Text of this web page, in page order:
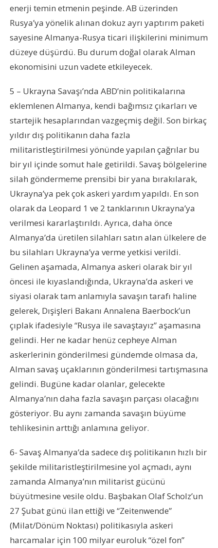
enerji temin etmenin peşinde. AB üzerinden
Rusya’ya yönelik alınan dokuz ayrı yaptırım paketi
sayesine Almanya-Rusya ticari ilişkilerini minimum
düzeye düşürdü. Bu durum doğal olarak Alman
ekonomisini uzun vadete etkileyecek.
5 – Ukrayna Savaşı’nda ABD’nin politikalarına
eklemlenen Almanya, kendi bağımsız çıkarları ve
startejik hesaplarından vazgeçmiş değil. Son birkaç
yıldır dış politikanın daha fazla
militaristleştirilmesi yönünde yapılan çağrılar bu
bir yıl içinde somut hale getirildi. Savaş bölgelerine
silah göndermeme prensibi bir yana bırakılarak,
Ukrayna’ya pek çok askeri yardım yapıldı. En son
olarak da Leopard 1 ve 2 tanklarının Ukrayna’ya
verilmesi kararlaştırıldı. Ayrıca, daha önce
Almanya’da üretilen silahları satın alan ülkelere de
bu silahları Ukrayna’ya verme yetkisi verildi.
Gelinen aşamada, Almanya askeri olarak bir yıl
öncesi ile kıyaslandığında, Ukrayna’da askeri ve
siyasi olarak tam anlamıyla savaşın tarafı haline
gelerek, Dışişleri Bakanı Annalena Baerbock’un
çıplak ifadesiyle “Rusya ile savaştayız” aşamasına
gelindi. Her ne kadar henüz cepheye Alman
askerlerinin gönderilmesi gündemde olmasa da,
Alman savaş uçaklarının gönderilmesi tartışmasına
gelindi. Bugüne kadar olanlar, gelecekte
Almanya’nın daha fazla savaşın parçası olacağını
gösteriyor. Bu aynı zamanda savaşın büyüme
tehlikesinin arttığı anlamına geliyor.
6- Savaş Almanya’da sadece dış politikanın hızlı bir
şekilde militaristleştirilmesine yol açmadı, aynı
zamanda Almanya’nın militarist gücünü
büyütmesine vesile oldu. Başbakan Olaf Scholz’un
27 Şubat günü ilan ettiği ve “Zeitenwende”
(Milat/Dönüm Noktası) politikasıyla askeri
harcamalar için 100 milyar euroluk “özel fon”